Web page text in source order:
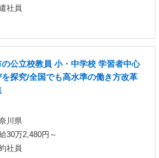
社員
公立校教員 小・中学校 学習者中心
探究/全国でも高水準の働き方改革
川県
30万2,480円～
社員